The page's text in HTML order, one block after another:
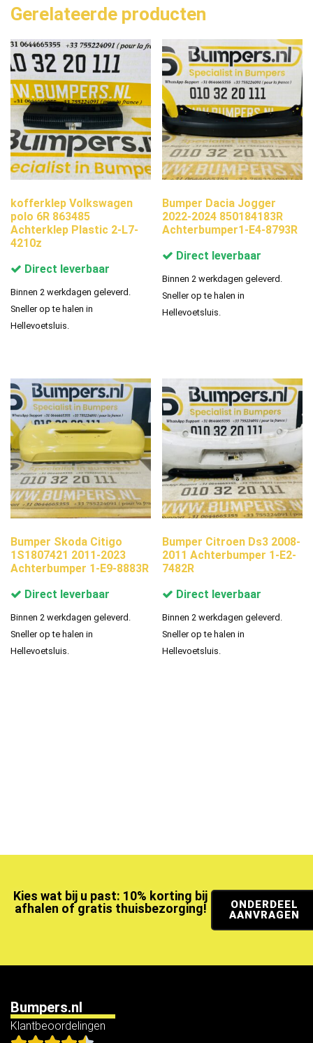
Gerelateerde producten
kofferklep Volkswagen
polo 6R 863485
Achterklep Plastic 2-L7-
4210z
Direct leverbaar
Binnen 2 werkdagen geleverd.
Sneller op te halen in
Hellevoetsluis.
Bumper Dacia Jogger
2022-2024 850184183R
Achterbumper1-E4-8793R
Direct leverbaar
Binnen 2 werkdagen geleverd.
Sneller op te halen in
Hellevoetsluis.
Bumper Skoda Citigo
1S1807421 2011-2023
Achterbumper 1-E9-8883R
Direct leverbaar
Binnen 2 werkdagen geleverd.
Sneller op te halen in
Hellevoetsluis.
Bumper Citroen Ds3 2008-
2011 Achterbumper 1-E2-
7482R
Direct leverbaar
Binnen 2 werkdagen geleverd.
Sneller op te halen in
Hellevoetsluis.
Kies wat bij u past: 10% korting bij
afhalen of gratis thuisbezorging!
ONDERDEEL
AANVRAGEN
Bumpers.nl
Klantbeoordelingen